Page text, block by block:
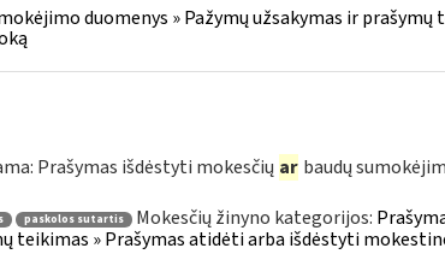
duomenys » Pažymų užsakymas ir prašymų
Prašymas išdėstyti mokesčių ar baudų
paskolos sutartis Mokesčių žinyno kategorijos:
teikimas » Prašymas atidėti arba išdėstyti